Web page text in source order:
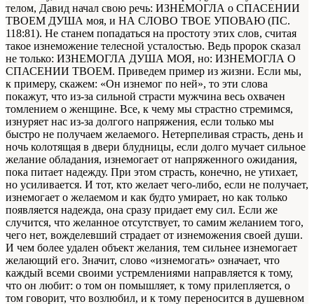
телом, Давид начал свою речь: ИЗНЕМОГЛА о СПАСЕНИИ
ТВОЕМ ДУША моя, и НА СЛОВО ТВОЕ УПОВАЮ (ПС.
118:81). Не станем попадаться на простоту этих слов, считая
такое изнеможение телесной усталостью. Ведь пророк сказал
не только: ИЗНЕМОГЛА ДУША МОЯ, но: ИЗНЕМОГЛА О
СПАСЕНИИ ТВОЕМ. Приведем пример из жизни. Если мы,
к примеру, скажем: «Он изнемог по ней», то эти слова
покажут, что из-за сильной страсти мужчина весь охвачен
томлением о женщине. Все, к чему мы страстно стремимся,
изнуряет нас из-за долгого напряжения, если только мы
быстро не получаем желаемого. Нетерпеливая страсть, день и
ночь колотящая в двери блудницы, если долго мучает сильное
желание обладания, изнемогает от напряженного ожидания,
пока питает надежду. При этом страсть, конечно, не утихает,
но усиливается. И тот, кто желает чего-либо, если не получает,
изнемогает о желаемом и как будто умирает, но как только
появляется надежда, она сразу придает ему сил. Если же
случится, что желанное отсутствует, то самим желанием того,
чего нет, вожделевший страдает от изнеможения своей души.
И чем более удален объект желания, тем сильнее изнемогает
желающий его. Значит, слово «изнемогать» означает, что
каждый всеми своими устремлениями направляется к тому,
что он любит: о том он помышляет, к тому прилепляется, о
том говорит, что возлюбил, и к тому переносится в душевном